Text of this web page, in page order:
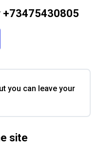
+73475430805
you can leave your
site